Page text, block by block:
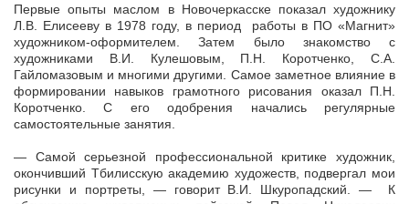
Первые опыты маслом в Новочеркасске показал художнику
Л.В. Елисееву в 1978 году, в период работы в ПО «Магнит»
художником-оформителем. Затем было знакомство с
художниками В.И. Кулешовым, П.Н. Коротченко, С.А.
Гайломазовым и многими другими. Самое заметное влияние в
формировании навыков грамотного рисования оказал П.Н.
Коротченко. С его одобрения начались регулярные
самостоятельные занятия.
— Самой серьезной профессиональной критике художник,
окончивший Тбилисскую академию художеств, подвергал мои
рисунки и портреты, — говорит В.И. Шкуропадский. — К